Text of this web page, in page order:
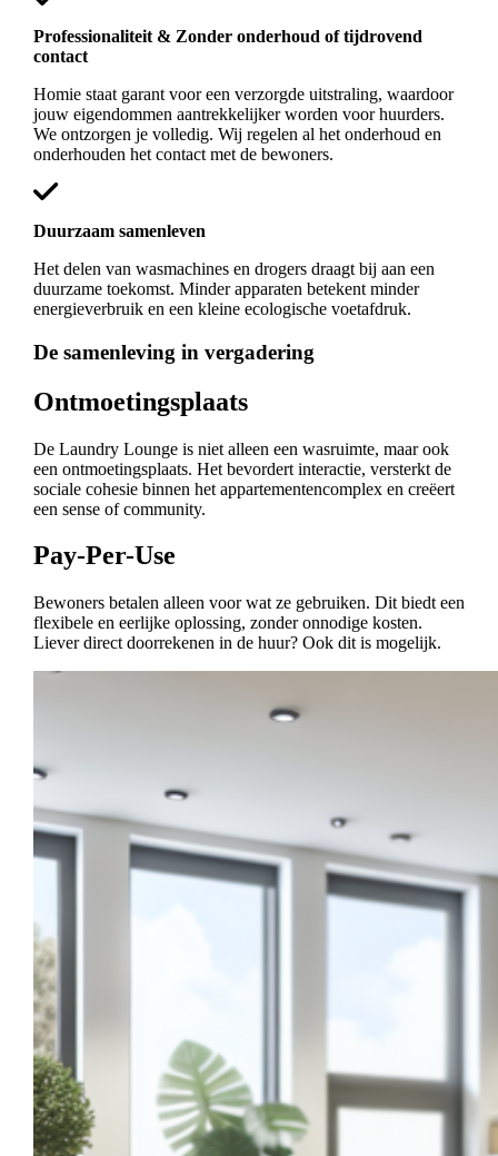
Professionaliteit & Zonder onderhoud of tijdrovend
contact
Homie staat garant voor een verzorgde uitstraling, waardoor
jouw eigendommen aantrekkelijker worden voor huurders.
We ontzorgen je volledig. Wij regelen al het onderhoud en
onderhouden het contact met de bewoners.
Duurzaam samenleven
Het delen van wasmachines en drogers draagt bij aan een
duurzame toekomst. Minder apparaten betekent minder
energieverbruik en een kleine ecologische voetafdruk.
De samenleving in vergadering
Ontmoetingsplaats
De Laundry Lounge is niet alleen een wasruimte, maar ook
een ontmoetingsplaats. Het bevordert interactie, versterkt de
sociale cohesie binnen het appartementencomplex en creëert
een sense of community.
Pay-Per-Use
Bewoners betalen alleen voor wat ze gebruiken. Dit biedt een
flexibele en eerlijke oplossing, zonder onnodige kosten.
Liever direct doorrekenen in de huur? Ook dit is mogelijk.